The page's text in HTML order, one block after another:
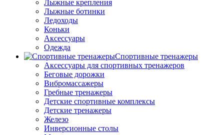
Лыжные крепления
Лыжные ботинки
Ледоходы
Коньки
Аксессуары
Одежда
Спортивные тренажеры
Аксессуары для спортивных тренажеров
Беговые дорожки
Вибромассажеры
Гребные тренажеры
Детские спортивные комплексы
Детские тренажеры
Железо
Инверсионные столы